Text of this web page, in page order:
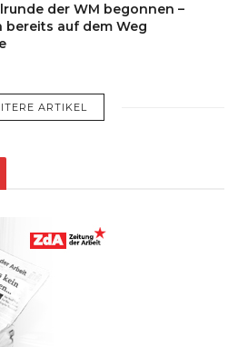
der WM begonnen –
bereits auf dem Weg
ARTIKEL